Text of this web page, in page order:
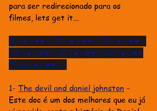
para ser redirecionado para os
filmes, lets get it...
☮☆●♫★♥☆♪☮☆●♫★♥☆♪☮☆●♫★♥☆
♪☮☆●♫★♥☆♪☮☆●♫★♥☆♪☮☆●♫★♥
☆♪☮☆●♫★♥☆♪
1- The devil and daniel johnston -
Este doc é um dos melhores que eu já